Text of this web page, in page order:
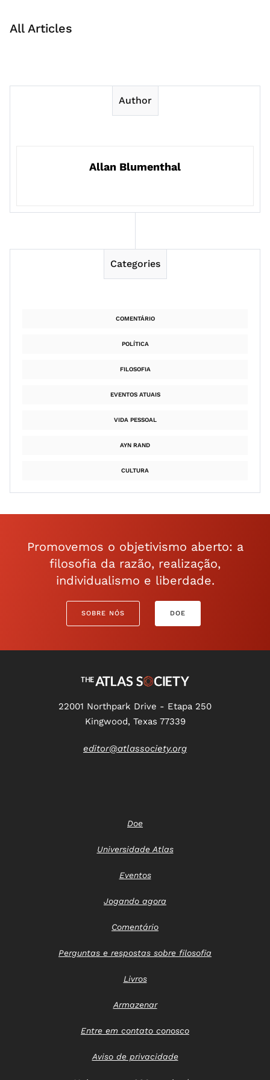
All Articles
Author
Allan Blumenthal
Categories
COMENTÁRIO
POLÍTICA
FILOSOFIA
EVENTOS ATUAIS
VIDA PESSOAL
AYN RAND
CULTURA
Promovemos o objetivismo aberto: a
filosofia da razão, realização,
individualismo e liberdade.
SOBRE NÓS DOE
22001 Northpark Drive - Etapa 250
Kingwood, Texas 77339
editor@atlassociety.org
Doe
Universidade Atlas
Eventos
Jogando agora
Comentário
Perguntas e respostas sobre filosofia
Livros
Armazenar
Entre em contato conosco
Aviso de privacidade